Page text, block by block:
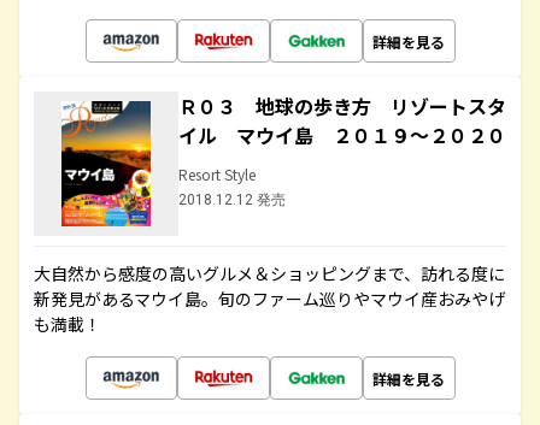
詳細を見る
Ｒ０３ 地球の歩き方 リゾートスタ
イル マウイ島 ２０１９～２０２０
Resort Style
2018.12.12 発売
大自然から感度の高いグルメ＆ショッピングまで、訪れる度に
新発見があるマウイ島。旬のファーム巡りやマウイ産おみやげ
も満載！
詳細を見る